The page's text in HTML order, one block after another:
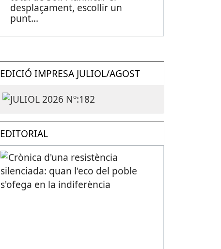
desplaçament, escollir un
punt...
EDICIÓ IMPRESA JULIOL/AGOST
EDITORIAL